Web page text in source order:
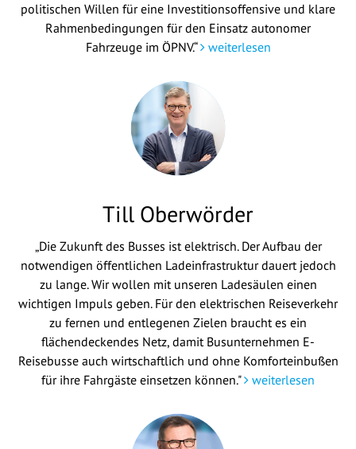
politischen Willen für eine Investitionsoffensive und klare
Rahmenbedingungen für den Einsatz autonomer
Fahrzeuge im ÖPNV.“ weiterlesen
Till Oberwörder
„Die Zukunft des Busses ist elektrisch. Der Aufbau der
notwendigen öffentlichen Ladeinfrastruktur dauert jedoch
zu lange. Wir wollen mit unseren Ladesäulen einen
wichtigen Impuls geben. Für den elektrischen Reiseverkehr
zu fernen und entlegenen Zielen braucht es ein
flächendeckendes Netz, damit Busunternehmen E-
Reisebusse auch wirtschaftlich und ohne Komforteinbußen
für ihre Fahrgäste einsetzen können."
weiterlesen